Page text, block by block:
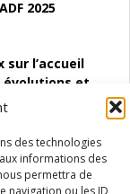
des technologies
informations des
permettra de
navigation ou les ID
2025
l’accueil
évolutions et
(SAACE)